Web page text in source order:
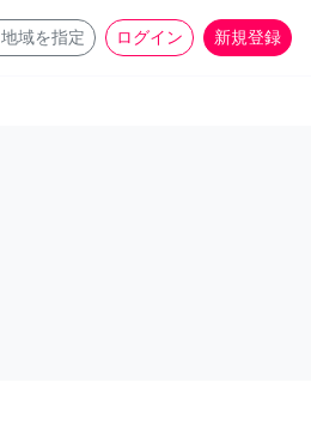
地域を指定 ログイン 新規登録